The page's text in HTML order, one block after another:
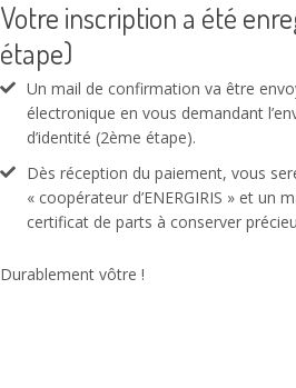
Votre inscription a été
étape)
Un mail de confirmation va être
électronique en vous demandant
d’identité (2ème étape).
Dès réception du paiement, vous
« coopérateur d’ENERGIRIS » et un
certificat de parts à conserver
Durablement vôtre !